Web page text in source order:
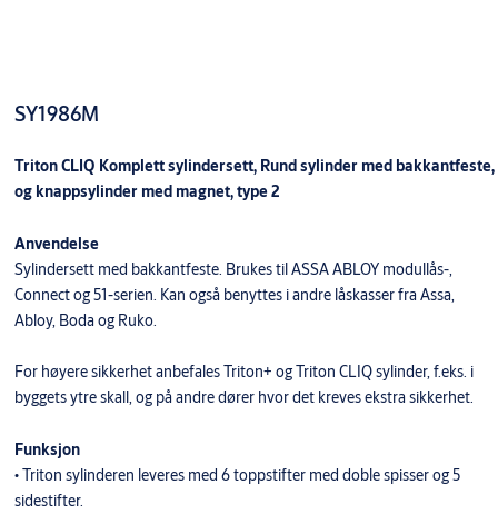
SY1986M
Triton CLIQ Komplett sylindersett, Rund sylinder med bakkantfeste,
og knappsylinder med magnet, type 2
Anvendelse
Sylindersett med bakkantfeste. Brukes til ASSA ABLOY modullås-,
Connect og 51-serien. Kan også benyttes i andre låskasser fra Assa,
Abloy, Boda og Ruko.
For høyere sikkerhet anbefales Triton+ og Triton CLIQ sylinder, f.eks. i
byggets ytre skall, og på andre dører hvor det kreves ekstra sikkerhet.
Funksjon
• Triton sylinderen leveres med 6 toppstifter med doble spisser og 5
sidestifter.